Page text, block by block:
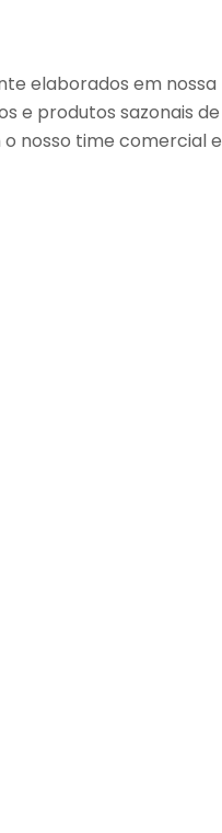
elaborados em nossa
e produtos sazonais de
nosso time comercial e